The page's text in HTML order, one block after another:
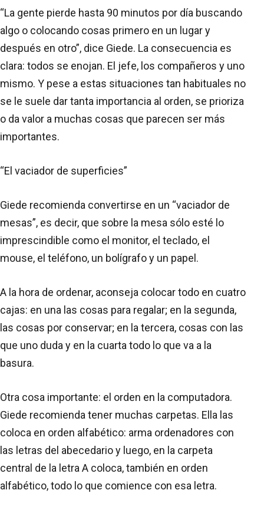
“La gente pierde hasta 90 minutos por día buscando
algo o colocando cosas primero en un lugar y
después en otro”, dice Giede. La consecuencia es
clara: todos se enojan. El jefe, los compañeros y uno
mismo. Y pese a estas situaciones tan habituales no
se le suele dar tanta importancia al orden, se prioriza
o da valor a muchas cosas que parecen ser más
importantes.
“El vaciador de superficies”
Giede recomienda convertirse en un “vaciador de
mesas”, es decir, que sobre la mesa sólo esté lo
imprescindible como el monitor, el teclado, el
mouse, el teléfono, un bolígrafo y un papel.
A la hora de ordenar, aconseja colocar todo en cuatro
cajas: en una las cosas para regalar; en la segunda,
las cosas por conservar; en la tercera, cosas con las
que uno duda y en la cuarta todo lo que va a la
basura.
Otra cosa importante: el orden en la computadora.
Giede recomienda tener muchas carpetas. Ella las
coloca en orden alfabético: arma ordenadores con
las letras del abecedario y luego, en la carpeta
central de la letra A coloca, también en orden
alfabético, todo lo que comience con esa letra.